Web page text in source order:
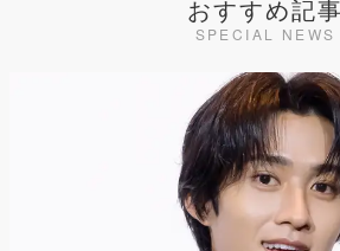
おすすめ記事
SPECIAL NEWS